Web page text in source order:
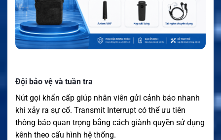
Đội bảo vệ và tuần tra
Nút gọi khẩn cấp giúp nhân viên gửi cảnh báo nhanh
khi xảy ra sự cố. Transmit Interrupt có thể ưu tiên
thông báo quan trọng bằng cách giành quyền sử dụng
kênh theo cấu hình hệ thống.